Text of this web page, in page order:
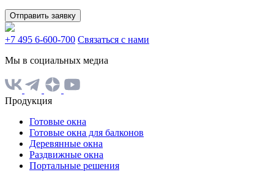
Отправить заявку
+7 495 6-600-700 Связаться с нами
Мы в социальных медиа
Продукция
Готовые окна
Готовые окна для балконов
Деревянные окна
Раздвижные окна
Портальные решения